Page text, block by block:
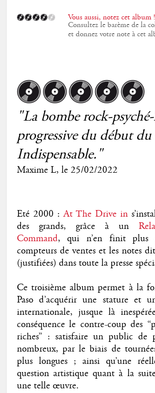
Vous aussi, notez cet album
Consultez le barème de la
et donnez votre note à cet
"La bombe rock-
progressive du début du
Indispensable."
Maxime L, le 25/02/2022
Eté 2000 :At The Drive in
des grands, grâce à un
Command, qui n’en finit plus
compteurs de ventes et les notes
(justifiées) dans toute la presse
Ce troisième album permet à la
Paso d’acquérir une stature et
internationale, jusque là
conséquence le contre-coup des
riches” : satisfaire un public de
nombreux, par le biais de
plus longues ; ainsi qu’une
question artistique quant à la
une telle œuvre.